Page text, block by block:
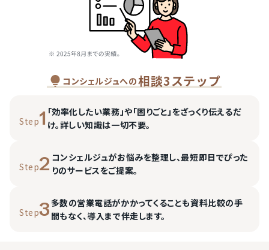
コンシェルジュへの相談3ステップ
Step1 「効率化したい業務」や「困りごと」をざっくり伝えるだ
け。詳しい知識は一切不要。
Step2 コンシェルジュがお悩みを整理し、最短即日でぴった
りのサービスをご提案。
Step3多数の営業電話がかかってくることも資料比較の手
間もなく、導入まで伴走します。